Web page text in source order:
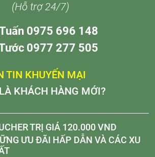
(Hỗ trợ 24/7)
0975 696 148
0977 277 505
TIN KHUYẾN MẠI
KHÁCH HÀNG MỚI?
TRỊ GIÁ 120.000 VND
ƯU ĐÃI HẤP DẪN VÀ CÁC XU